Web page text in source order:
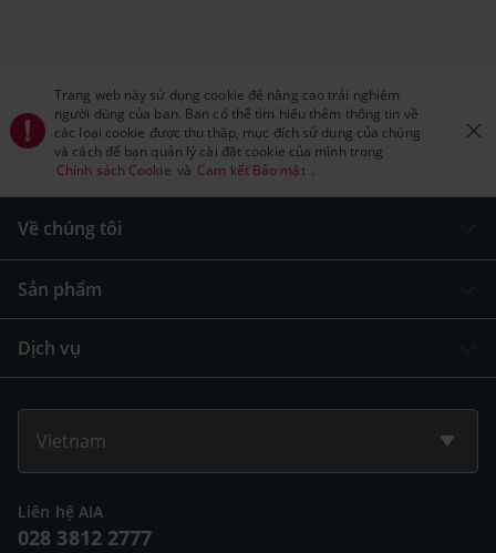
Trang web này sử dụng cookie để nâng cao trải nghiệm
người dùng của bạn. Bạn có thể tìm hiểu thêm thông tin về
các loại cookie được thu thập, mục đích sử dụng của chúng
và cách để bạn quản lý cài đặt cookie của mình trong
Chính sách Cookie và Cam kết Bảo mật .
Về chúng tôi
Sản phẩm
Dịch vụ
Vietnam
Liên hệ AIA
028 3812 2777